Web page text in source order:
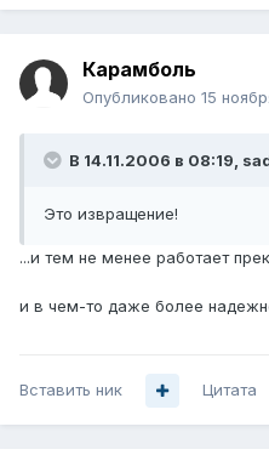
Карамболь
Опубликовано 15
В 14.11.2006 в 08:19,
Это извращение!
...и тем не менее работает
и в чем-то даже более
Вставить ник Цитата